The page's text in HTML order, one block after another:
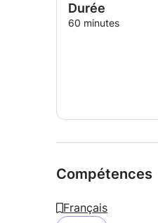
Durée
60 minutes
Compétences
Français